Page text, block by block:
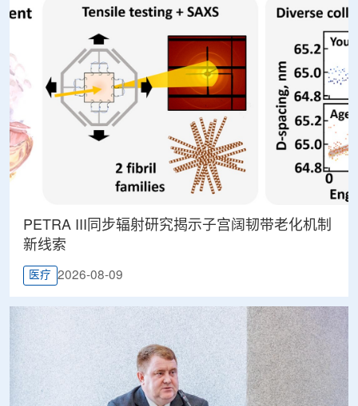
PETRA III同步辐射研究揭示子宫阔韧带老化机制
新线索
医疗 2026-08-09